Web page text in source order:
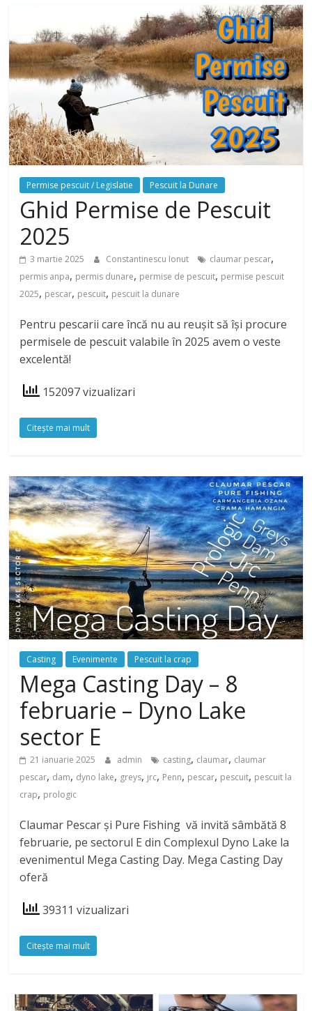
Permise pescuit / Legislatie Pescuit la Dunare
Ghid Permise de Pescuit
2025
3 martie 2025 Constantinescu Ionut claumar pescar,
permis anpa, permis dunare, permise de pescuit, permise pescuit
2025, pescar, pescuit, pescuit la dunare
Pentru pescarii care încă nu au reușit să își procure
permisele de pescuit valabile în 2025 avem o veste
excelentă!
152097 vizualizari
Citeşte mai mult
Casting Evenimente Pescuit la crap
Mega Casting Day – 8
februarie – Dyno Lake
sector E
21 ianuarie 2025 admin casting, claumar, claumar
pescar, dam, dyno lake, greys, jrc, Penn, pescar, pescuit, pescuit la
crap, prologic
Claumar Pescar și Pure Fishing vă invită sâmbătă 8
februarie, pe sectorul E din Complexul Dyno Lake la
evenimentul Mega Casting Day. Mega Casting Day
oferă
39311 vizualizari
Citeşte mai mult